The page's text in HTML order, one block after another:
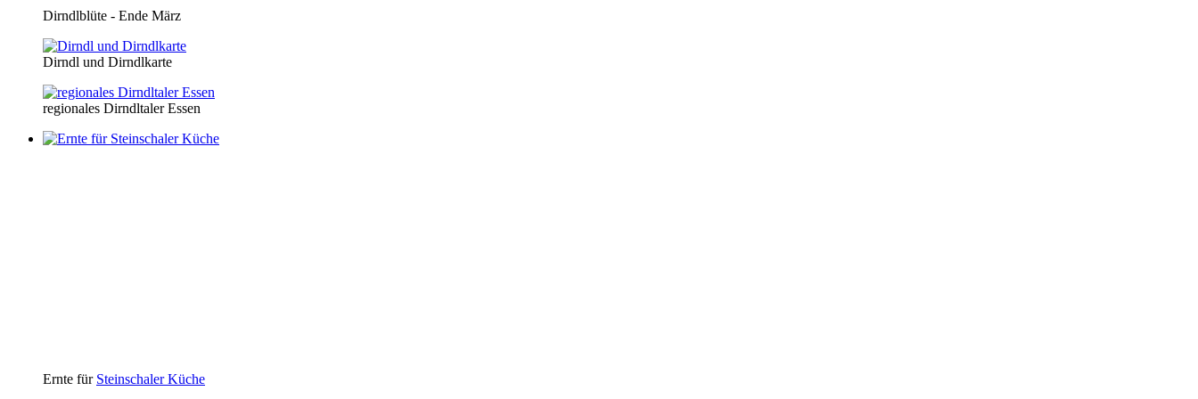
Dirndlblüte - Ende März
Dirndl und Dirndlkarte
regionales Dirndltaler Essen
Ernte für Steinschaler Küche